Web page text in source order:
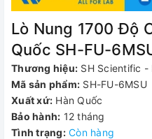
Lò Nung 1700 Độ
Quốc SH-FU-
Thương hiệu: SH Scientific -
Mã sản phẩm: SH-FU-6MSU
Xuất xứ: Hàn Quốc
Bảo hành: 12 tháng
Tình trạng: Còn hàng